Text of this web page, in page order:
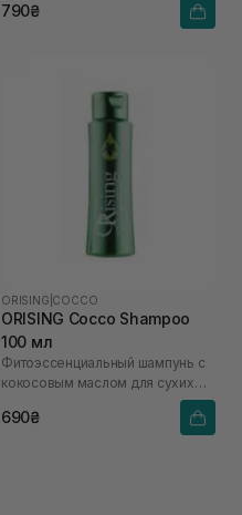
790₴
ORISING COCCO
ORISING Cocco Shampoo
100 мл
Фитоэссенциальный шампунь с
кокосовым маслом для сухих
690₴